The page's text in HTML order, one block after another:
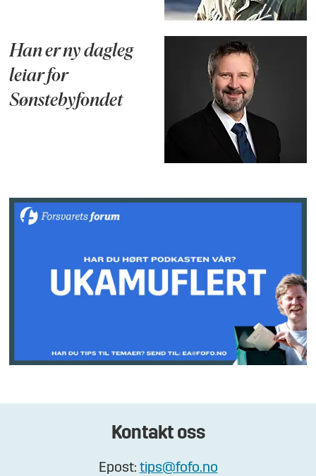
Han er ny dagleg
leiar for
Sønstebyfondet
Kontakt oss
Epost: tips@fofo.no